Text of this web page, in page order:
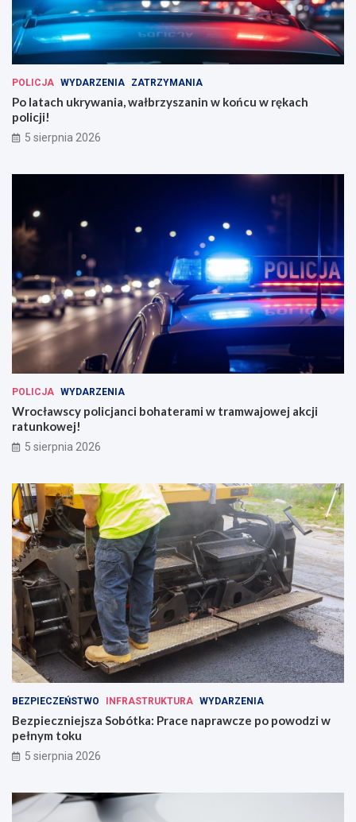
POLICJA WYDARZENIA ZATRZYMANIA
Po latach ukrywania, wałbrzyszanin w końcu w rękach
policji!
5 sierpnia 2026
POLICJA WYDARZENIA
Wrocławscy policjanci bohaterami w tramwajowej akcji
ratunkowej!
5 sierpnia 2026
BEZPIECZEŃSTWO INFRASTRUKTURA WYDARZENIA
Bezpieczniejsza Sobótka: Prace naprawcze po powodzi w
pełnym toku
5 sierpnia 2026